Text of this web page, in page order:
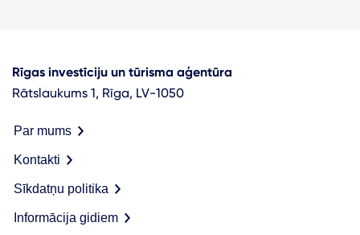
Rīgas investīciju un tūrisma aģentūra
Rātslaukums 1, Rīga, LV-1050
Par mums
Kontakti
Sīkdatņu politika
Informācija gidiem